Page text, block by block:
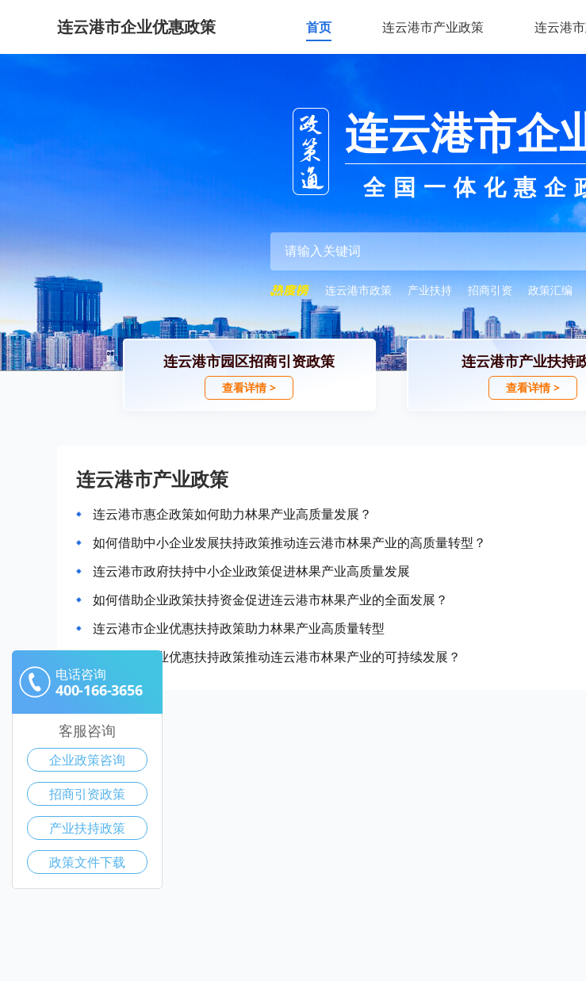
连云港市企业优惠政策 首页 连云港市产业政策 连云港
连云港市企
全国一体化惠企
连云港市政策 产业扶持 招商引资 政策汇编
连云港市园区招商引资政策
查看详情 >
连云港市产业扶持
查看详情 >
连云港市产业政策
连云港市惠企政策如何助力林果产业高质量发展？
如何借助中小企业发展扶持政策推动连云港市林果产业的高质量转型？
连云港市政府扶持中小企业政策促进林果产业高质量发展
如何借助企业政策扶持资金促进连云港市林果产业的全面发展？
连云港市企业优惠扶持政策助力林果产业高质量转型
如何利用企业优惠扶持政策推动连云港市林果产业的可持续发展？
电话咨询
400-166-3656
客服咨询
企业政策咨询
招商引资政策
产业扶持政策
政策文件下载